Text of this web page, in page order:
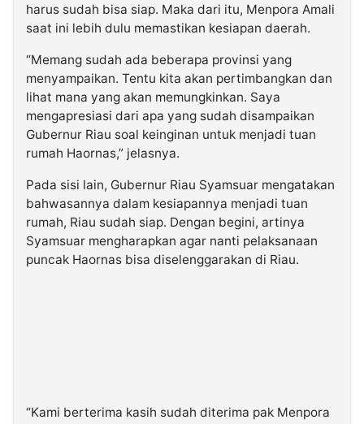
harus sudah bisa siap. Maka dari itu, Menpora Amali
saat ini lebih dulu memastikan kesiapan daerah.
“Memang sudah ada beberapa provinsi yang
menyampaikan. Tentu kita akan pertimbangkan dan
lihat mana yang akan memungkinkan. Saya
mengapresiasi dari apa yang sudah disampaikan
Gubernur Riau soal keinginan untuk menjadi tuan
rumah Haornas,” jelasnya.
Pada sisi lain, Gubernur Riau Syamsuar mengatakan
bahwasannya dalam kesiapannya menjadi tuan
rumah, Riau sudah siap. Dengan begini, artinya
Syamsuar mengharapkan agar nanti pelaksanaan
puncak Haornas bisa diselenggarakan di Riau.
“Kami berterima kasih sudah diterima pak Menpora